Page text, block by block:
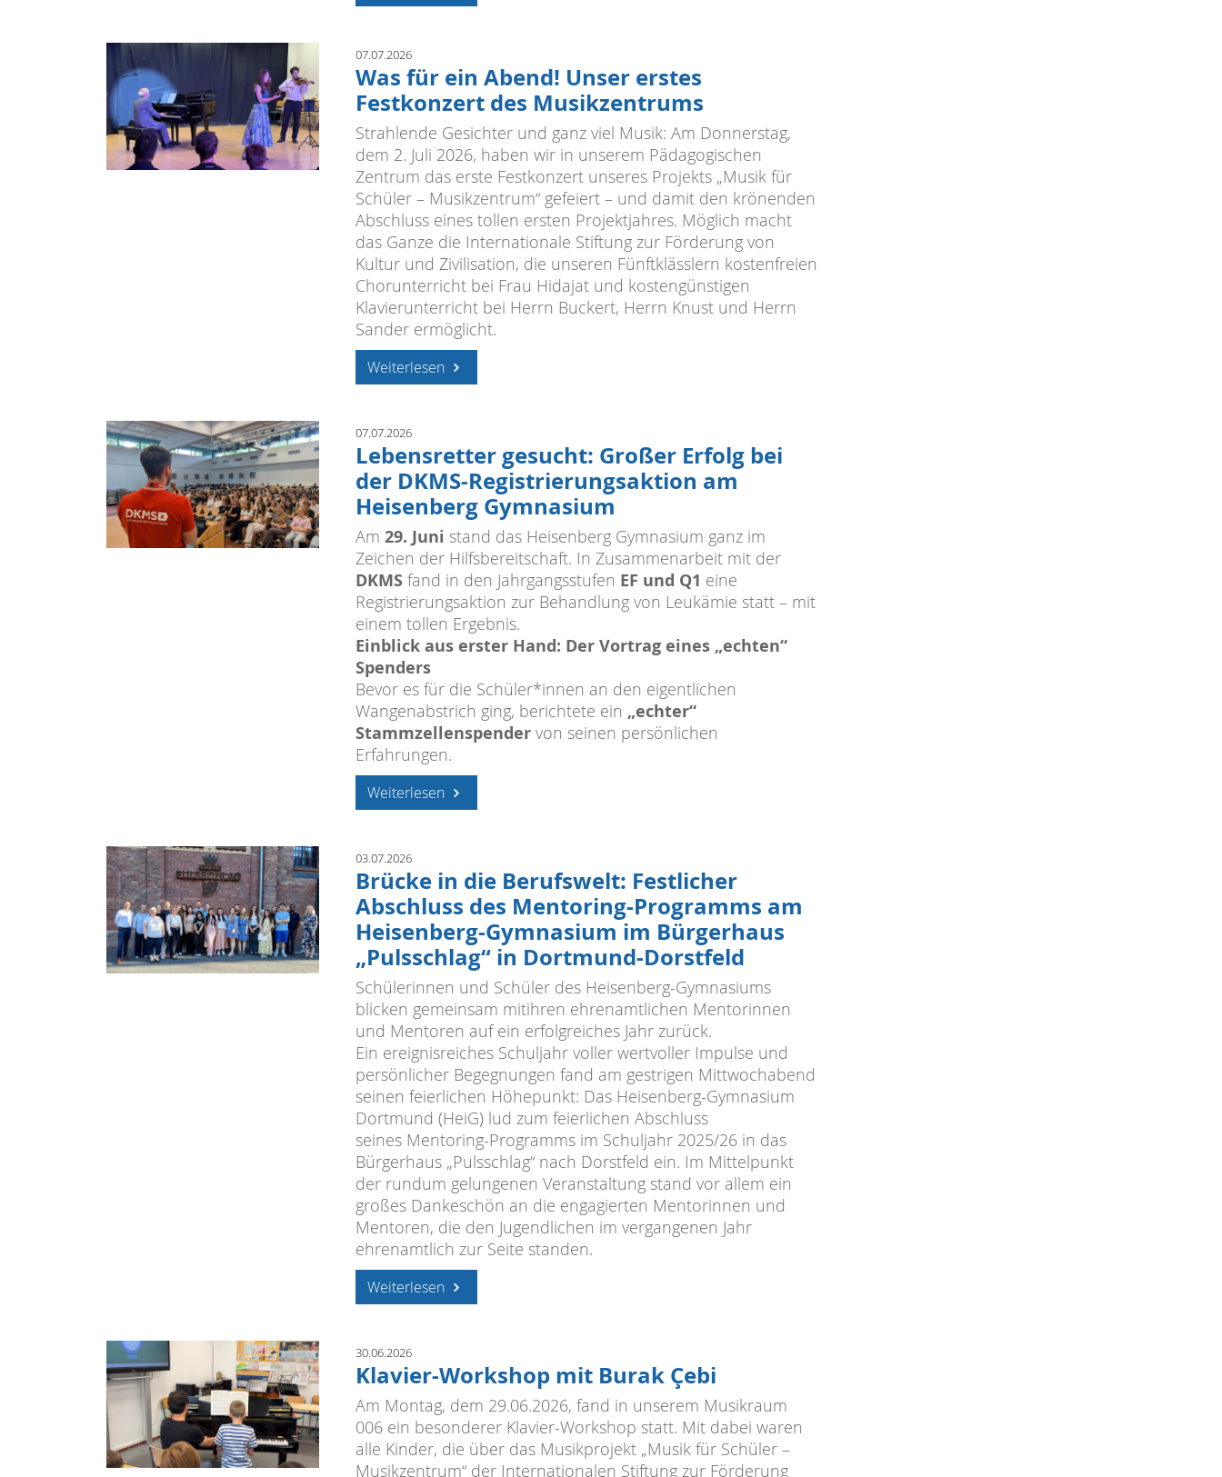
07.07.2026
Was für ein Abend! Unser erstes
Festkonzert des Musikzentrums
Strahlende Gesichter und ganz viel Musik: Am Donnerstag,
dem 2. Juli 2026, haben wir in unserem Pädagogischen
Zentrum das erste Festkonzert unseres Projekts „Musik für
Schüler – Musikzentrum“ gefeiert – und damit den krönenden
Abschluss eines tollen ersten Projektjahres. Möglich macht
das Ganze die Internationale Stiftung zur Förderung von
Kultur und Zivilisation, die unseren Fünftklässlern kostenfreien
Chorunterricht bei Frau Hidajat und kostengünstigen
Klavierunterricht bei Herrn Buckert, Herrn Knust und Herrn
Sander ermöglicht.
Weiterlesen
07.07.2026
Lebensretter gesucht: Großer Erfolg bei
der DKMS-Registrierungsaktion am
Heisenberg Gymnasium
Am29. Juni stand das Heisenberg Gymnasium ganz im
Zeichen der Hilfsbereitschaft. In Zusammenarbeit mit der
DKMS fand in den Jahrgangsstufen EF und Q1 eine
Registrierungsaktion zur Behandlung von Leukämie statt – mit
einem tollen Ergebnis.
Einblick aus erster Hand: Der Vortrag eines „echten“
Spenders
Bevor es für die Schüler*innen an den eigentlichen
Wangenabstrich ging, berichtete ein „echter“
Stammzellenspender von seinen persönlichen
Erfahrungen.
Weiterlesen
03.07.2026
Brücke in die Berufswelt: Festlicher
Abschluss des Mentoring-Programms am
Heisenberg-Gymnasium im Bürgerhaus
„Pulsschlag“ in Dortmund-Dorstfeld
Schülerinnen und Schüler des Heisenberg-Gymnasiums
blicken gemeinsam mitihren ehrenamtlichen Mentorinnen
und Mentoren auf ein erfolgreiches Jahr zurück.
Ein ereignisreiches Schuljahr voller wertvoller Impulse und
persönlicher Begegnungen fand am gestrigen Mittwochabend
seinen feierlichen Höhepunkt: Das Heisenberg-Gymnasium
Dortmund (HeiG) lud zum feierlichen Abschluss
seines Mentoring-Programms im Schuljahr 2025/26 in das
Bürgerhaus „Pulsschlag“ nach Dorstfeld ein. Im Mittelpunkt
der rundum gelungenen Veranstaltung stand vor allem ein
großes Dankeschön an die engagierten Mentorinnen und
Mentoren, die den Jugendlichen im vergangenen Jahr
ehrenamtlich zur Seite standen.
Weiterlesen
30.06.2026
Klavier-Workshop mit Burak Çebi
Am Montag, dem 29.06.2026, fand in unserem Musikraum
006 ein besonderer Klavier-Workshop statt. Mit dabei waren
alle Kinder, die über das Musikprojekt „Musik für Schüler –
Musikzentrum“ der Internationalen Stiftung zur Förderung